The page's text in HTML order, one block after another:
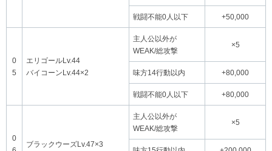
戦闘不能0人以下 +50,000
0
5
エリゴールLv.44
バイコーンLv.44×2
主人公以外が
WEAK/総攻撃
×5
味方14行動以内 +80,000
戦闘不能0人以下 +80,000
0
ブラックウーズLv.47×3
主人公以外が
WEAK/総攻撃
×5